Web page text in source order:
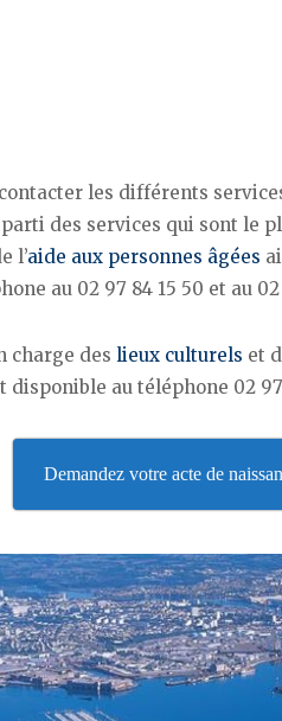
les différents
des services qui sont le
l’aide aux personnes âgées
au 02 97 84 15 50 et au
charge des lieux culturels et
disponible au téléphone 02 97
Demandez votre acte de